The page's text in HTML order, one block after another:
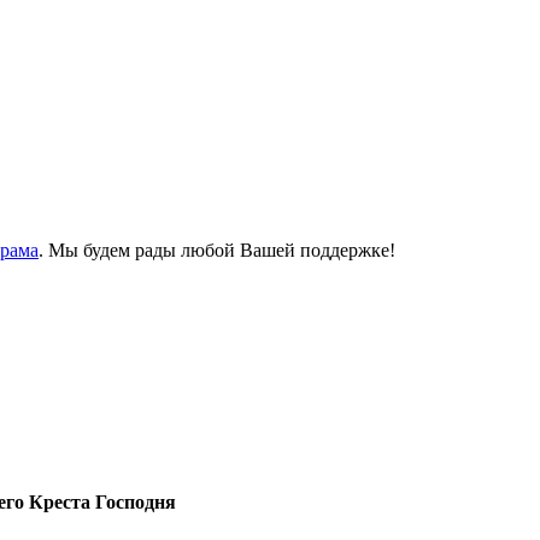
. Мы будем рады любой Вашей поддержке!
Креста Господня